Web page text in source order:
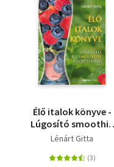
Társadalomtudomány
Természettudomány
Történelem
Élő italok könyve -
Lúgosító smoothie
receptekkel
Lénárt Gitta